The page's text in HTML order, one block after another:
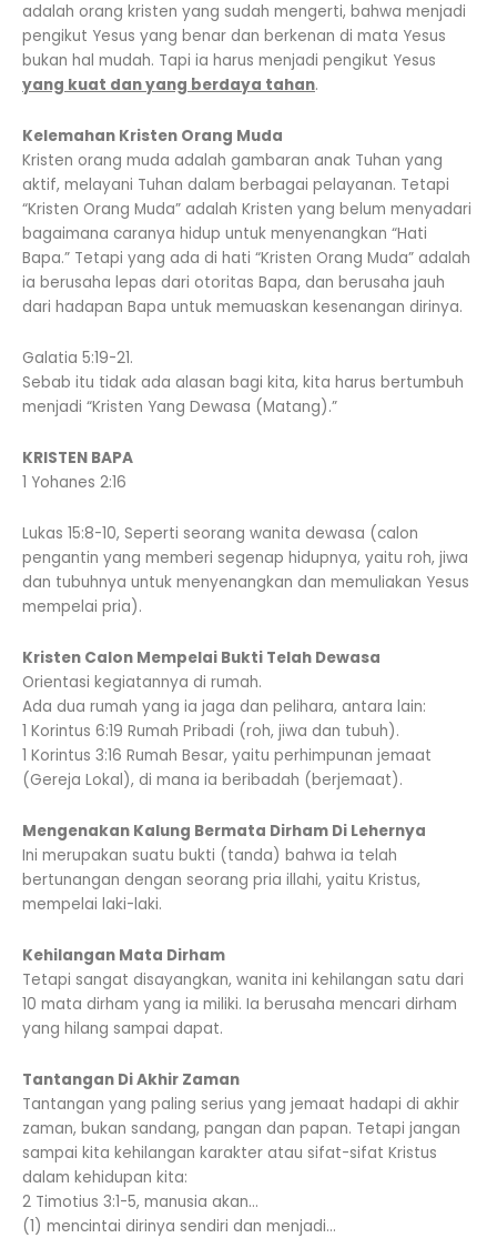
adalah orang kristen yang sudah mengerti, bahwa menjadi
pengikut Yesus yang benar dan berkenan di mata Yesus
bukan hal mudah. Tapi ia harus menjadi pengikut Yesus
yang kuat dan yang berdaya tahan.
Kelemahan Kristen Orang Muda
Kristen orang muda adalah gambaran anak Tuhan yang
aktif, melayani Tuhan dalam berbagai pelayanan. Tetapi
“Kristen Orang Muda” adalah Kristen yang belum menyadari
bagaimana caranya hidup untuk menyenangkan “Hati
Bapa.” Tetapi yang ada di hati “Kristen Orang Muda” adalah
ia berusaha lepas dari otoritas Bapa, dan berusaha jauh
dari hadapan Bapa untuk memuaskan kesenangan dirinya.
Galatia 5:19-21.
Sebab itu tidak ada alasan bagi kita, kita harus bertumbuh
menjadi “Kristen Yang Dewasa (Matang).”
KRISTEN BAPA
1 Yohanes 2:16
Lukas 15:8-10, Seperti seorang wanita dewasa (calon
pengantin yang memberi segenap hidupnya, yaitu roh, jiwa
dan tubuhnya untuk menyenangkan dan memuliakan Yesus
mempelai pria).
Kristen Calon Mempelai Bukti Telah Dewasa
Orientasi kegiatannya di rumah.
Ada dua rumah yang ia jaga dan pelihara, antara lain:
1 Korintus 6:19 Rumah Pribadi (roh, jiwa dan tubuh).
1 Korintus 3:16 Rumah Besar, yaitu perhimpunan jemaat
(Gereja Lokal), di mana ia beribadah (berjemaat).
Mengenakan Kalung Bermata Dirham Di Lehernya
Ini merupakan suatu bukti (tanda) bahwa ia telah
bertunangan dengan seorang pria illahi, yaitu Kristus,
mempelai laki-laki.
Kehilangan Mata Dirham
Tetapi sangat disayangkan, wanita ini kehilangan satu dari
10 mata dirham yang ia miliki. Ia berusaha mencari dirham
yang hilang sampai dapat.
Tantangan Di Akhir Zaman
Tantangan yang paling serius yang jemaat hadapi di akhir
zaman, bukan sandang, pangan dan papan. Tetapi jangan
sampai kita kehilangan karakter atau sifat-sifat Kristus
dalam kehidupan kita:
2 Timotius 3:1-5, manusia akan…
(1) mencintai dirinya sendiri dan menjadi…